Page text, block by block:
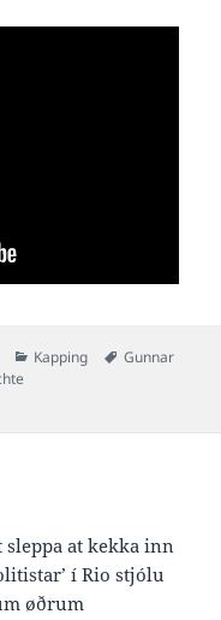
Categories
Kapping Tags
Gunnar
vesihurð og bardust við
at kekka inn
í Rio stjólu
øðrum